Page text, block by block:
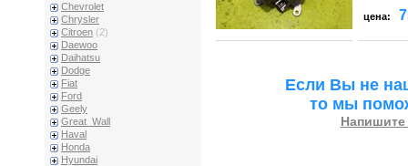
Chevrolet
Chrysler
Citroen (2)
Daewoo
Daihatsu
Dodge
Fiat
Ford
Geely
Great_Wall
Haval
Honda
Hyundai
цена:
Если Вы не
то мы
Напишите